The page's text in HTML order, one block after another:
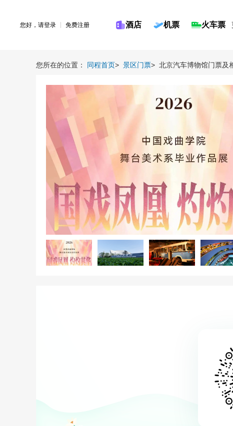
您好，请登录 免费注册 酒店 机票 火车票
您所在的位置： 同程首页> 景区门票> 北京汽车博物馆门票及